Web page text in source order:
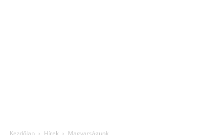
Kezdőlap Hírek Magyarságunk